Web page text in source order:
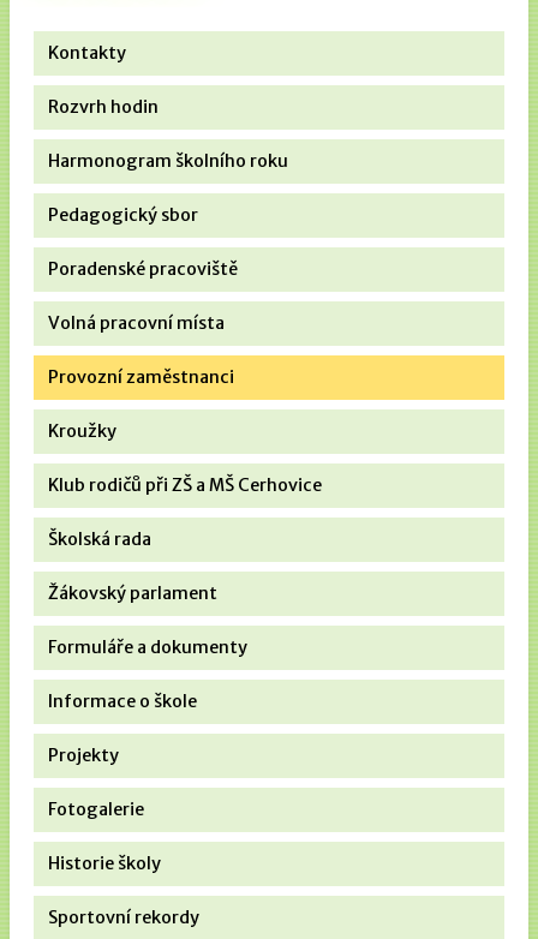
Kontakty
Rozvrh hodin
Harmonogram školního roku
Pedagogický sbor
Poradenské pracoviště
Volná pracovní místa
Provozní zaměstnanci
Kroužky
Klub rodičů při ZŠ a MŠ Cerhovice
Školská rada
Žákovský parlament
Formuláře a dokumenty
Informace o škole
Projekty
Fotogalerie
Historie školy
Sportovní rekordy